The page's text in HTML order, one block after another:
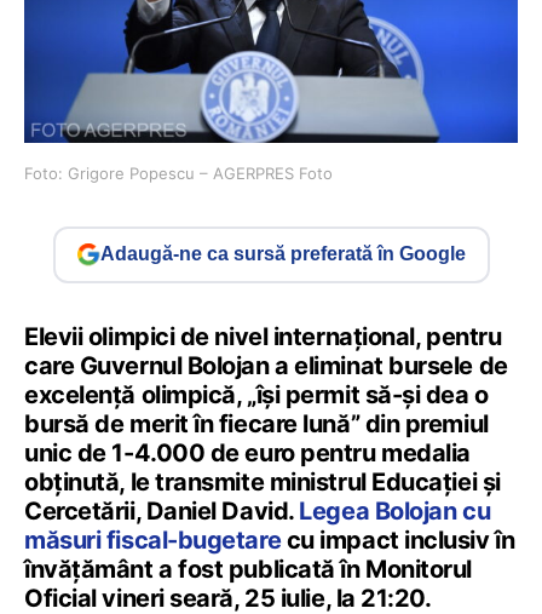
Foto: Grigore Popescu – AGERPRES Foto
Adaugă-ne ca sursă preferată în Google
Elevii olimpici de nivel internațional, pentru
care Guvernul Bolojan a eliminat bursele de
excelență olimpică, „își permit să-și dea o
bursă de merit în fiecare lună” din premiul
unic de 1-4.000 de euro pentru medalia
obținută, le transmite ministrul Educației și
Cercetării, Daniel David. Legea Bolojan cu
măsuri fiscal-bugetarecu impact inclusiv în
învățământ a fost publicată în Monitorul
Oficial vineri seară, 25 iulie, la 21:20.